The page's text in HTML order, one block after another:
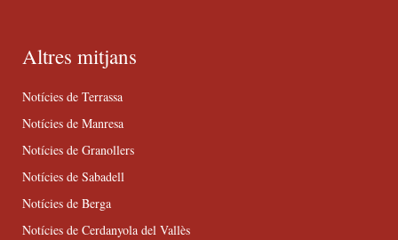
Altres mitjans
Notícies de Terrassa
Notícies de Manresa
Notícies de Granollers
Notícies de Sabadell
Notícies de Berga
Notícies de Cerdanyola del Vallès